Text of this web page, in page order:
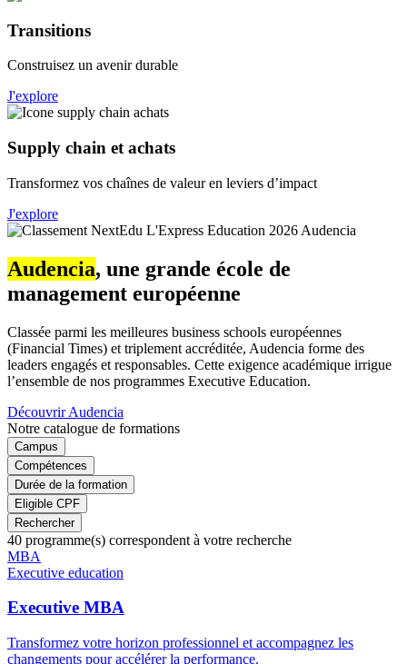
Transitions
Construisez un avenir durable
J'explore
Supply chain et achats
Transformez vos chaînes de valeur en leviers d’impact
J'explore
Audencia, une grande école de
management européenne
Classée parmi les meilleures business schools européennes
(Financial Times) et triplement accréditée, Audencia forme des
leaders engagés et responsables. Cette exigence académique irrigue
l’ensemble de nos programmes Executive Education.
Découvrir Audencia
Notre catalogue de formations
Campus
Compétences
Durée de la formation
Eligible CPF
Rechercher
40 programme(s) correspondent à votre recherche
Famille
de
MBA
Executive education
Executive MBA
Transformez votre horizon professionnel et accompagnez les
changements pour accélérer la performance.